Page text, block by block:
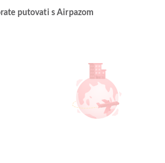
putovati s Airpazom